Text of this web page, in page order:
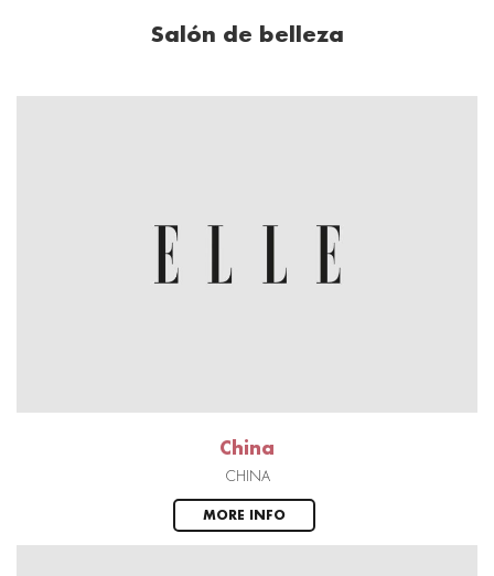
Salón de belleza
China
CHINA
MORE INFO